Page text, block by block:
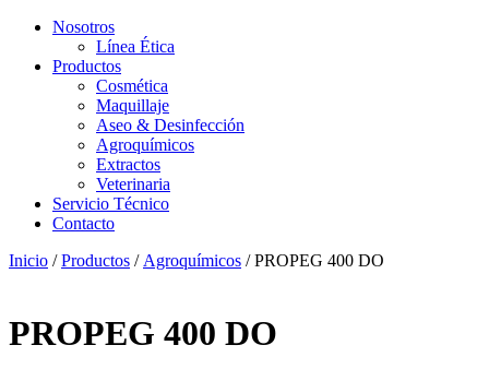
Nosotros
Línea Ética
Productos
Cosmética
Maquillaje
Aseo & Desinfección
Agroquímicos
Extractos
Veterinaria
Servicio Técnico
Contacto
Inicio /Productos / Agroquímicos / PROPEG 400 DO
PROPEG 400 DO